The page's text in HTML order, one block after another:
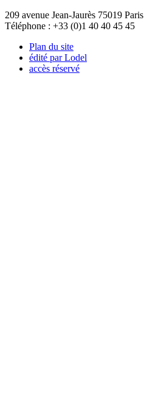
209 avenue Jean-Jaurès 75019 Paris
Téléphone : +33 (0)1 40 40 45 45
Plan du site
édité par Lodel
accès réservé